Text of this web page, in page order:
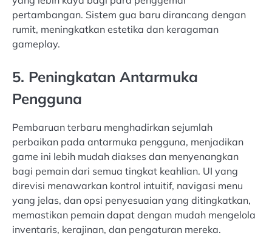
pertambangan. Sistem gua baru dirancang dengan
rumit, meningkatkan estetika dan keragaman
gameplay.
5. Peningkatan Antarmuka
Pengguna
Pembaruan terbaru menghadirkan sejumlah
perbaikan pada antarmuka pengguna, menjadikan
game ini lebih mudah diakses dan menyenangkan
bagi pemain dari semua tingkat keahlian. UI yang
direvisi menawarkan kontrol intuitif, navigasi menu
yang jelas, dan opsi penyesuaian yang ditingkatkan,
memastikan pemain dapat dengan mudah mengelola
inventaris, kerajinan, dan pengaturan mereka.